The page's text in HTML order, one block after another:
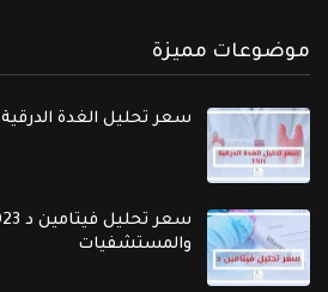
موضوعات مميزة
سعر تحليل الغدة الدرقية TSH في مصر 2023
والمستشفيات